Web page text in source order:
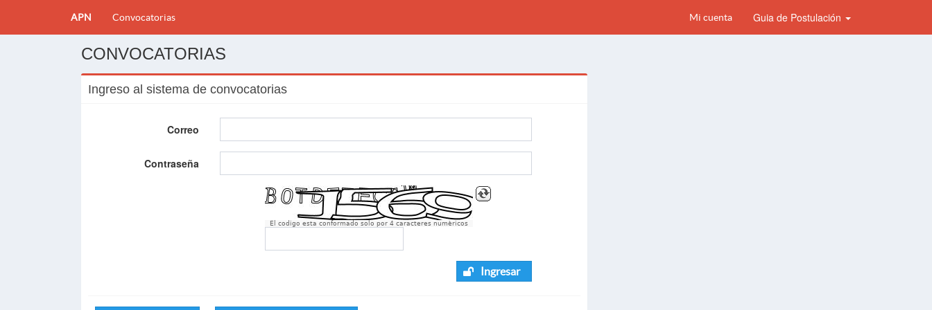
APN Convocatorias Mi cuenta Guia de Postulación
CONVOCATORIAS
Ingreso al sistema de convocatorias
Correo
Contraseña
El codigo esta conformado solo por 4 caracteres numèricos
Ingresar